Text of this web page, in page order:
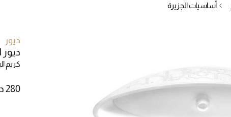
أساسيات الجزيرة
ديور
ديور
كريم